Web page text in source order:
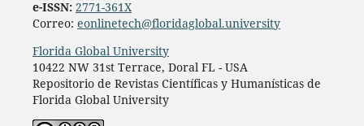
e-ISSN: 2771-361X
Correo: eonlinetech@floridaglobal.university
Florida Global University
10422 NW 31st Terrace, Doral FL - USA
Repositorio de Revistas Científicas y Humanísticas de
Florida Global University